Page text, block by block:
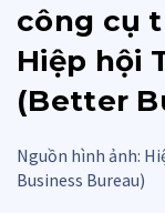
công cụ
Hiệp hội
(Better
Nguồn hình ảnh:
Business Bureau)